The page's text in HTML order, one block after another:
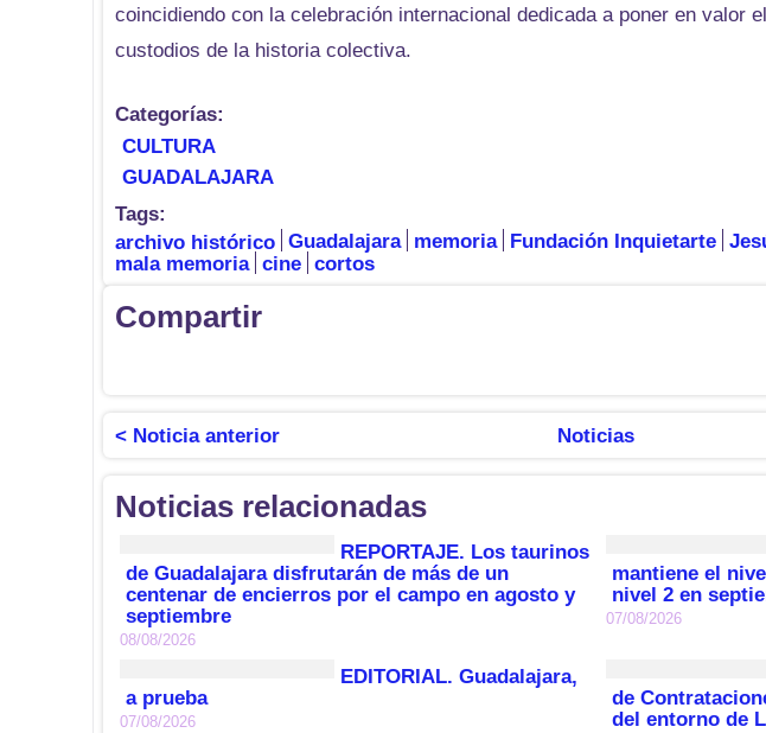
coincidiendo con la celebración internacional dedicada a poner en valor
custodios de la historia colectiva.
Categorías:
CULTURA
GUADALAJARA
Tags:
archivo histórico Guadalajara memoria Fundación Inquietarte
mala memoria cine cortos
Compartir
< Noticia anterior Noticias
Noticias relacionadas
REPORTAJE. Los taurinos
de Guadalajara disfrutarán de más de un
centenar de encierros por el campo en agosto y
septiembre
08/08/2026
mantiene el
nivel 2 en
07/08/2026
EDITORIAL. Guadalajara,
a prueba
07/08/2026
de
del entorno de